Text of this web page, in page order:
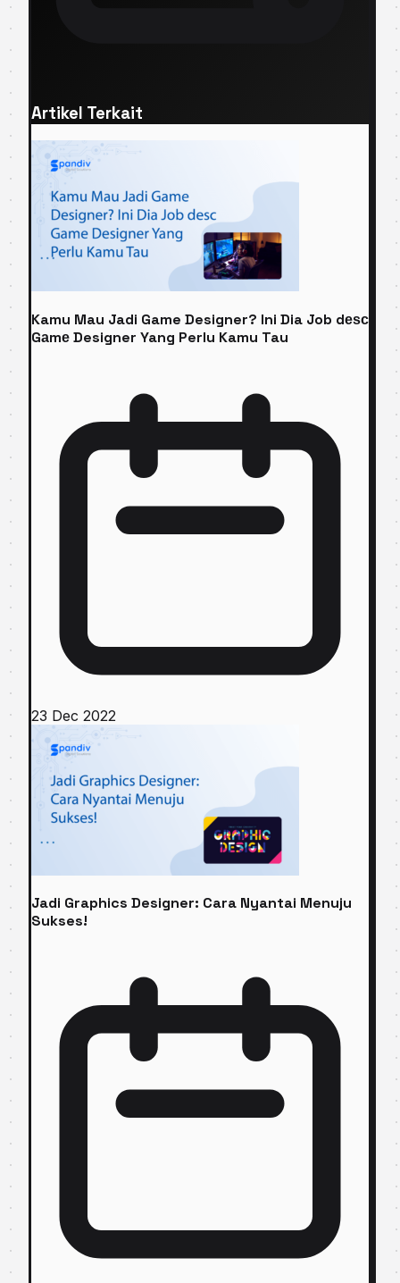
Artikel Terkait
Kamu Mau Jadi Game Designer? Ini Dia Job dеѕс
Gаmе Designer Yang Perlu Kamu Tau
23 Dec 2022
Jadi Graphics Designer: Cara Nyantai Menuju
Sukses!